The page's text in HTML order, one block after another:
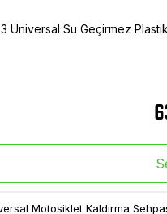
Universal Su Geçirmez